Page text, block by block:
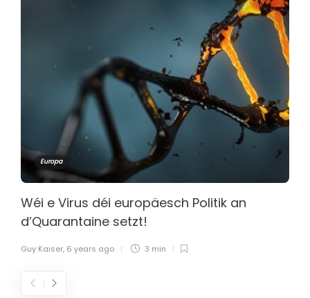
Europa
Wéi e Virus déi europäesch Politik an
d’Quarantaine setzt!
Guy Kaiser, 6 years ago 3 min